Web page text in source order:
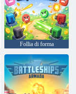
Follia di forma